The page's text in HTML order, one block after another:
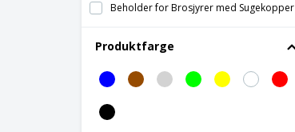
Beholder for Brosjyrer med Sugekopper
Beskyttende gulvskillere
Bordstativ
Brosjyreholder
Produktfarge